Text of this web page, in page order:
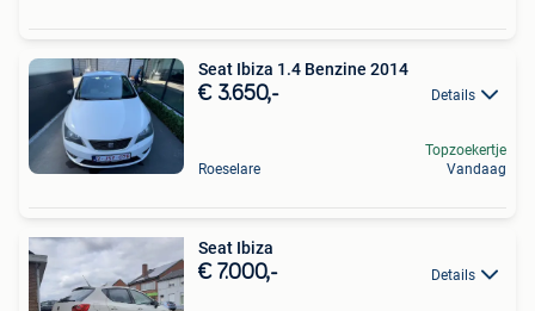
Seat Ibiza 1.4 Benzine 2014
€ 3.650,- Details
Roeselare
Topzoekertje
Vandaag
Seat Ibiza
€ 7.000,- Details